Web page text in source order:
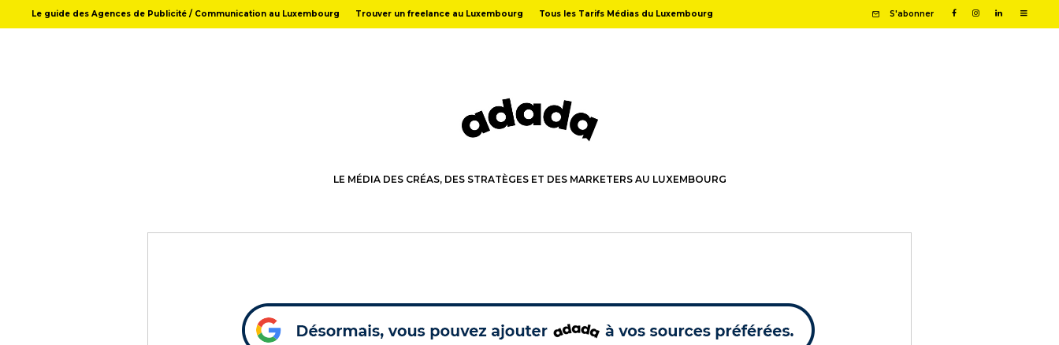
Le guide des Agences de Publicité / Communication au Luxembourg Trouver un freelance au Luxembourg Tous les Tarifs Médias du Luxembourg S'abonner
LE MÉDIA DES CRÉAS, DES STRATÈGES ET DES MARKETERS AU LUXEMBOURG